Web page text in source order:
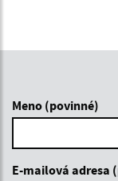
Meno (povinné)
E-mailová adresa